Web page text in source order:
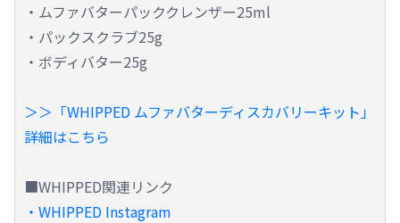
・ムファバターパッククレンザー25ml
・パックスクラブ25g
・ボディバター25g
＞＞「WHIPPED ムファバターディスカバリーキット」
詳細はこちら
■WHIPPED関連リンク
・WHIPPED Instagram